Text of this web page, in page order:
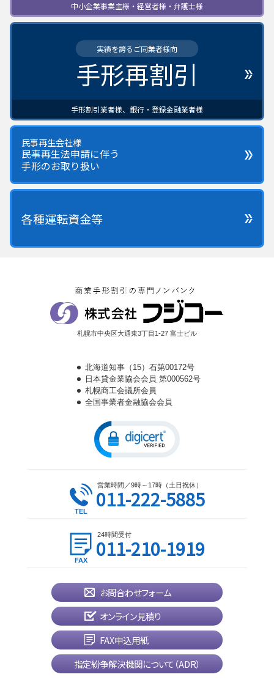
中小企業事業主様・経営者様・弁護士様
実績を誇るご同業者様向
手形再割引
手形割引業者様、銀行・登録金融業者様
民事再生会社様
民事再生法申請に伴う
手形のお取り扱い
各種運転資金等
札幌市中央区大通東3丁目1-27 富士ビル
北海道知事（15）石第00172号
日本貸金業協会会員 第000562号
札幌商工会議所会員
全国事業者金融協会会員
営業時間／9時～17時（土日祝休）
011-222-5885
24時間受付
011-210-1919
お問合わせフォーム
オンライン見積り
FAX申込用紙
指定紛争解決機関について（ADR）